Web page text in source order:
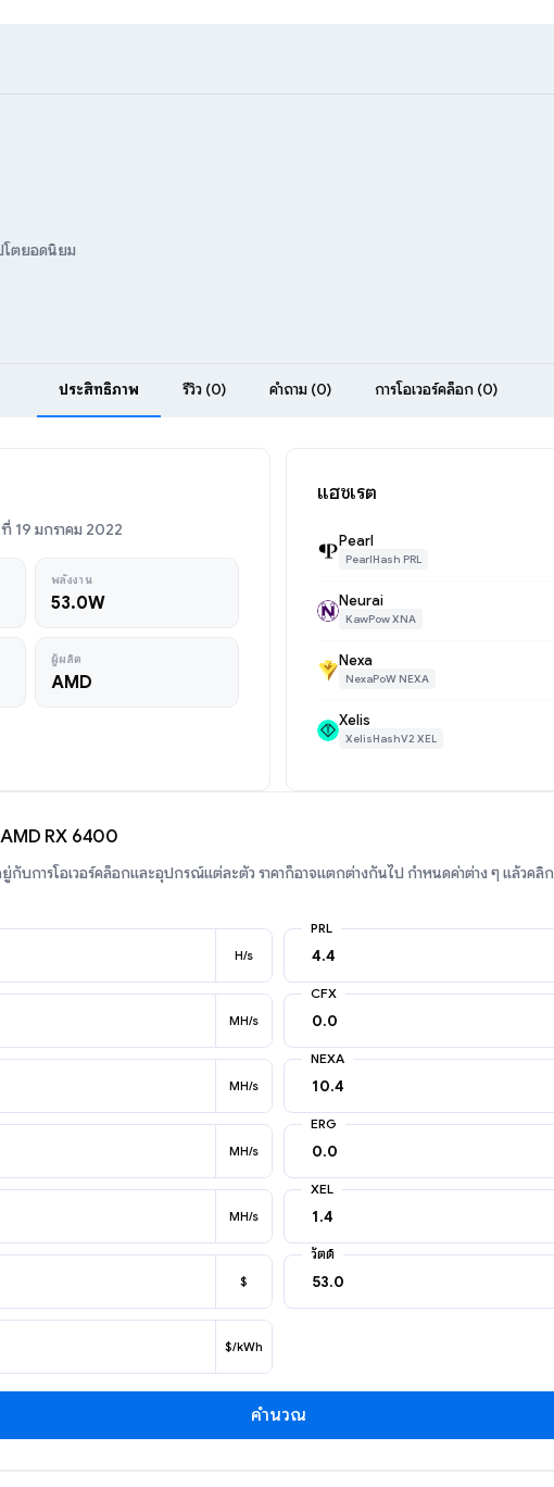
โตยอดนิยม
ประสิทธิภาพ รีวิว (0) คำถาม (0) การโอเวอร์คล็อก (0)
19 มกราคม 2022
พลังงาน
53.0W
ผู้ผลิต
AMD
แฮชเรต
Pearl
PearlHash PRL
Neurai
KawPow XNA
Nexa
NexaPoW NEXA
Xelis
XelisHashV2 XEL
RX 6400
ยู่กับการโอเวอร์คล็อกและอุปกรณ์แต่ละตัว ราคาก็อาจแตกต่างกันไป กำหนดค่าต่าง ๆ แล้วคลิก
H/s
PRL
MH/s
CFX
MH/s
NEXA
MH/s
ERG
MH/s
XEL
$
วัตต์
$/kWh
คำนวณ